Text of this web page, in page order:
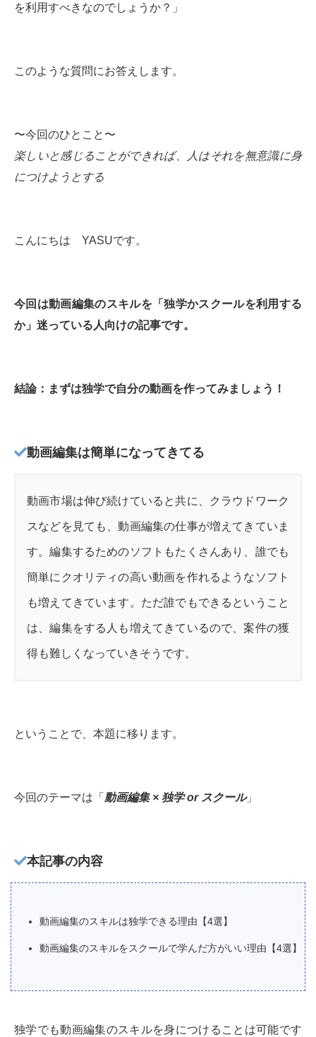
を利用すべきなのでしょうか？」
このような質問にお答えします。
〜今回のひとこと〜
楽しいと感じることができれば、人はそれを無意識に身
につけようとする
こんにちは YASUです。
今回は動画編集のスキルを「独学かスクールを利用する
か」迷っている人向けの記事です。
結論：まずは独学で自分の動画を作ってみましょう！
動画編集は簡単になってきてる
動画市場は伸び続けていると共に、クラウドワーク
スなどを見ても、動画編集の仕事が増えてきていま
す。編集するためのソフトもたくさんあり、誰でも
簡単にクオリティの高い動画を作れるようなソフト
も増えてきています。ただ誰でもできるということ
は、編集をする人も増えてきているので、案件の獲
得も難しくなっていきそうです。
ということで、本題に移ります。
今回のテーマは「 動画編集 × 独学 or スクール」
本記事の内容
動画編集のスキルは独学できる理由【4選】
動画編集のスキルをスクールで学んだ方がいい理由【4選】
独学でも動画編集のスキルを身につけることは可能です